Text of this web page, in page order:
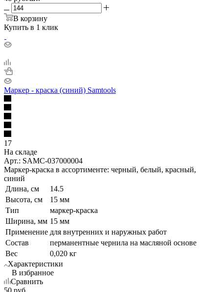
В корзину
Купить в 1 клик
Маркер - краска (синий) Samtools
17
На складе
Арт.: SAMC-037000004
Маркер-краска в ассортименте: черный, белый, красный,
синий
Длина, см
14.5
Высота, см
15 мм
Тип
маркер-краска
Ширина, мм 15 мм
Применение для внутренних и наружных работ
Состав
перманентные чернила на масляной основе
Вес
0,020 кг
Характеристики
В избранное
Сравнить
50 руб.